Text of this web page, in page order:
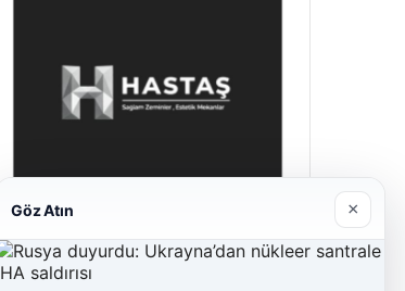
Enes Kaplan Avukatlık Bürosu
Göz Atın ×